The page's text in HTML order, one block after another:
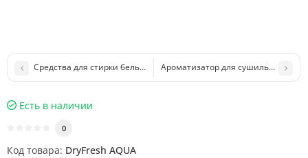
Средства для стирки белья TwinDos 3+2Ароматизатор для сушильных
Есть в наличии
0
Код товара: DryFresh AQUA